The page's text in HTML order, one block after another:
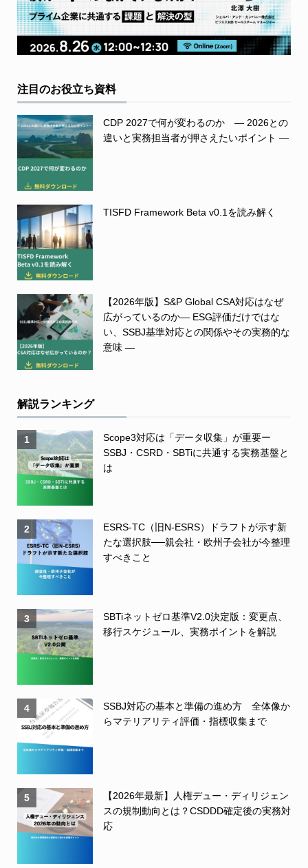
注目のお役立ち資料
CDP 2027で何が変わるのか ― 2026との
違いと実務担当者が押さえたいポイント ―
TISFD Framework Beta v0.1を読み解く
【2026年版】S&P Global CSA対応はなぜ
広がっているのか― ESG評価だけではな
い、SSBJ基準対応との関係やその実務的な
意味 ―
解説ランキング
1
Scope3対応は「データ収集」が重要ー
SSBJ・CSRD・SBTiに共通する実務基盤と
は
2
ESRS-TC（旧N-ESRS）ドラフトが示す新
たな選択肢──親会社・欧州子会社が今整理
すべきこと
3
SBTiネットゼロ基準V2.0決定版：変更点、
移行スケジュール、実務ポイントを解説
4
SSBJ対応の基本と準備の進め方 全体像か
らマテリアリティ評価・指標収集まで
5
【2026年最新】人権デュー・ディリジェン
スの規制動向とは？CSDDD確定後の実務対
応